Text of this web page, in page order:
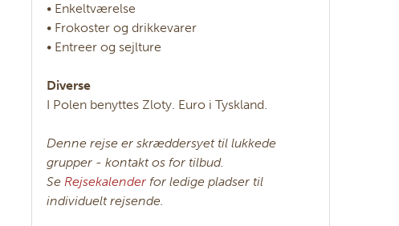
• Enkeltværelse
• Frokoster og drikkevarer
• Entreer og sejlture
Diverse
I Polen benyttes Zloty. Euro i Tyskland.
Denne rejse er skræddersyet til lukkede
grupper - kontakt os for tilbud.
Se Rejsekalender for ledige pladser til
individuelt rejsende.